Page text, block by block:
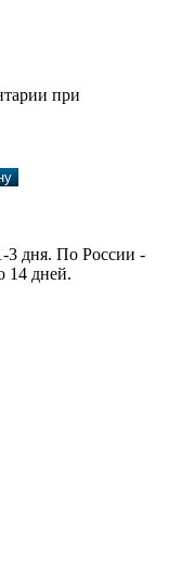
при
3 дня. По России -
14 дней.